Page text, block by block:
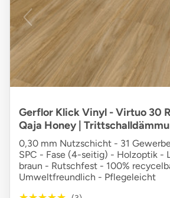
Gerflor Klick Vinyl - Virtuo 30
Qaja Honey |
0,30 mm Nutzschicht - 31
SPC - Fase (4-seitig) - Holzoptik -
braun - Rutschfest - 100%
Umweltfreundlich - Pflegeleicht